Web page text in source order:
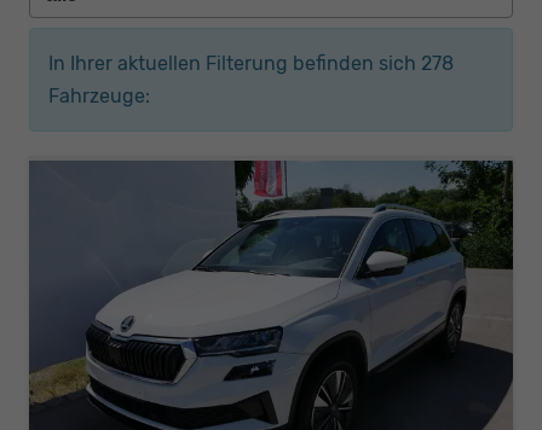
In Ihrer aktuellen Filterung befinden sich 278
Fahrzeuge: